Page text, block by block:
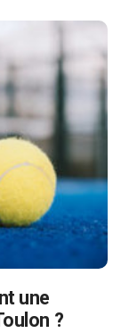
une
?